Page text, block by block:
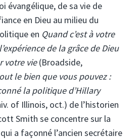
évangélique, de sa vie de
en Dieu au milieu du
en Quand c’est à votre
de la grâce de Dieu
votre vie(Broadside,
le bien que vous pouvez :
la politique d’Hillary
of Illinois, oct.) de l’historien
Smith se concentre sur la
a façonné l’ancien secrétaire